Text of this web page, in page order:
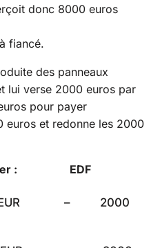
donc 8000 euros
fiancé.
des panneaux
lui verse 2000 euros par
pour payer
euros et redonne les 2000
: EDF
EUR – 2000